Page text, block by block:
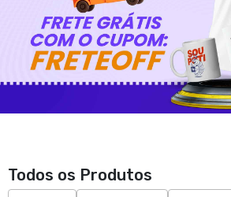
Todos os Produtos